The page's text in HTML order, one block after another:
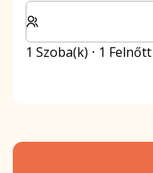
Válassza ki a szobák
1 Szoba(k) ⋅ 1 Felnőtt